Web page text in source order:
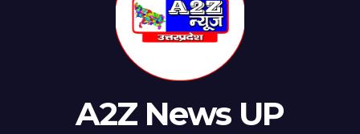
A2Z News UP